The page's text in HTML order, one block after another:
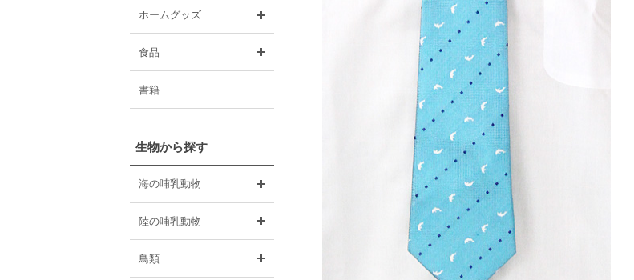
ホームグッズ
食品
書籍
生物から探す
海の哺乳動物
陸の哺乳動物
鳥類